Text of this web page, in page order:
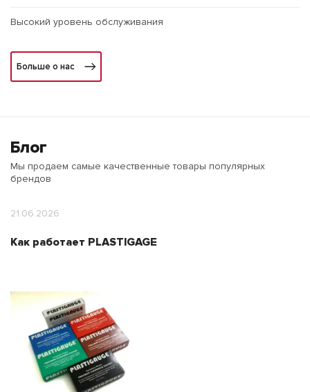
Высокий уровень обслуживания
Больше о нас
Блог
Мы продаем самые качественные товары популярных
брендов
21.06.2026
Как работает PLASTIGAGE